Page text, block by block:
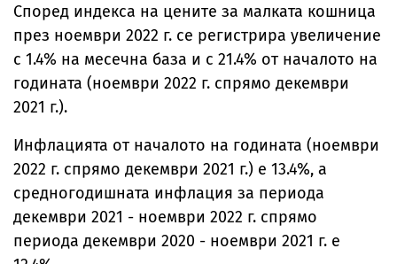
Според индекса на цените за малката кошница
през ноември 2022 г. се регистрира увеличение
с 1.4% на месечна база и с 21.4% от началото на
годината (ноември 2022 г. спрямо декември
2021 г.).
Инфлацията от началото на годината (ноември
2022 г. спрямо декември 2021 г.) е 13.4%, а
средногодишната инфлация за периода
декември 2021 - ноември 2022 г. спрямо
периода декември 2020 - ноември 2021 г. е